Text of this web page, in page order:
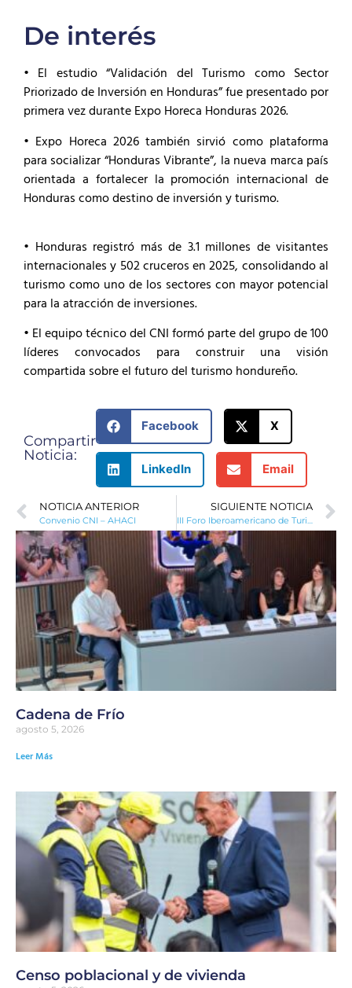
De interés
• El estudio “Validación del Turismo como Sector
Priorizado de Inversión en Honduras” fue presentado por
primera vez durante Expo Horeca Honduras 2026.
• Expo Horeca 2026 también sirvió como plataforma
para socializar “Honduras Vibrante”, la nueva marca país
orientada a fortalecer la promoción internacional de
Honduras como destino de inversión y turismo.
• Honduras registró más de 3.1 millones de visitantes
internacionales y 502 cruceros en 2025, consolidando al
turismo como uno de los sectores con mayor potencial
para la atracción de inversiones.
• El equipo técnico del CNI formó parte del grupo de 100
líderes convocados para construir una visión
compartida sobre el futuro del turismo hondureño.
Compartir
Noticia:
Facebook X
LinkedIn Email
NOTICIA ANTERIOR
Convenio CNI – AHACI
SIGUIENTE NOTICIA
III Foro Iberoamericano de Turismo
Cadena de Frío
agosto 5, 2026
Leer Más
Censo poblacional y de vivienda